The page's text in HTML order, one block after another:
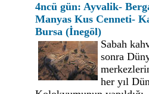
4ncü gün: Ayvalik-
Manyas Kus Cenneti-
Bursa (İnegöl)
Sabah
sonra
her yıl